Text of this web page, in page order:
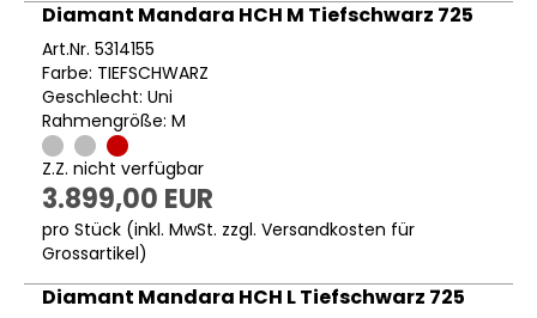
Diamant Mandara HCH M Tiefschwarz 725
Art.Nr. 5314155
Farbe: TIEFSCHWARZ
Geschlecht: Uni
Rahmengröße: M
Z.Z. nicht verfügbar
3.899,00 EUR
pro Stück (inkl. MwSt. zzgl. Versandkosten für
Grossartikel)
Diamant Mandara HCH L Tiefschwarz 725